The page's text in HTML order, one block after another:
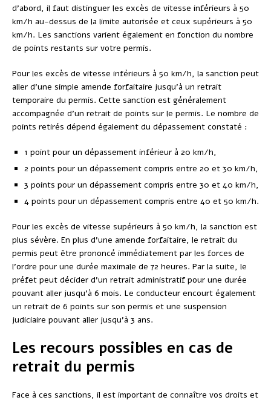
d’abord, il faut distinguer les excès de vitesse inférieurs à 50
km/h au-dessus de la limite autorisée et ceux supérieurs à 50
km/h. Les sanctions varient également en fonction du nombre
de points restants sur votre permis.
Pour les excès de vitesse inférieurs à 50 km/h, la sanction peut
aller d’une simple amende forfaitaire jusqu’à un retrait
temporaire du permis. Cette sanction est généralement
accompagnée d’un retrait de points sur le permis. Le nombre de
points retirés dépend également du dépassement constaté :
1 point pour un dépassement inférieur à 20 km/h,
2 points pour un dépassement compris entre 20 et 30 km/h,
3 points pour un dépassement compris entre 30 et 40 km/h,
4 points pour un dépassement compris entre 40 et 50 km/h.
Pour les excès de vitesse supérieurs à 50 km/h, la sanction est
plus sévère. En plus d’une amende forfaitaire, le retrait du
permis peut être prononcé immédiatement par les forces de
l’ordre pour une durée maximale de 72 heures. Par la suite, le
préfet peut décider d’un retrait administratif pour une durée
pouvant aller jusqu’à 6 mois. Le conducteur encourt également
un retrait de 6 points sur son permis et une suspension
judiciaire pouvant aller jusqu’à 3 ans.
Les recours possibles en cas de
retrait du permis
Face à ces sanctions, il est important de connaître vos droits et